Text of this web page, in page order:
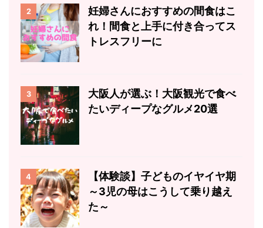
2
妊婦さんにおすすめの間食はこ
れ！間食と上手に付き合ってス
トレスフリーに
3
大阪人が選ぶ！大阪観光で食べ
たいディープなグルメ20選
4
【体験談】子どものイヤイヤ期
～3児の母はこうして乗り越え
た～